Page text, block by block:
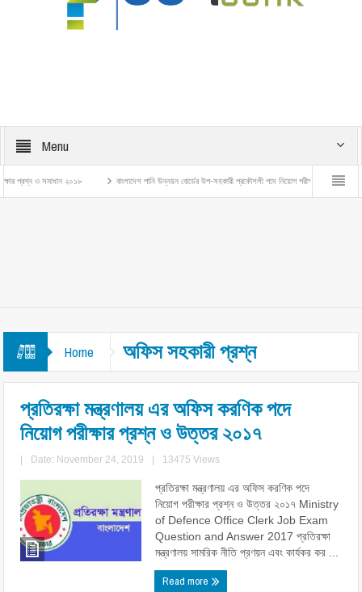
Menu
ও সমাধান ২০১৮ বাংলাদেশ পানি উন্নয়ন বোর্ডের উপ-সহকারী প্রকৌশলী পদে নিয়োগ পরীক্ষার প্রশ্ন ও সমাধান –
Home অফিস সহকারী প্রশ্ন
প্রতিরক্ষা মন্ত্রণালয় এর অফিস করণিক পদে
নিয়োগ পরীক্ষার প্রশ্ন ও উত্তর ২০১৭
Date: November 24, 2019 13475 Views
প্রতিরক্ষা মন্ত্রণালয় এর অফিস করণিক পদে
নিয়োগ পরীক্ষার প্রশ্ন ও উত্তর ২০১৭ Ministry
of Defence Office Clerk Job Exam
Question and Answer 2017 প্রতিরক্ষা
মন্ত্রণালয় সামরিক নীতি প্রণয়ন এবং কার্যকর কর ...
Read more